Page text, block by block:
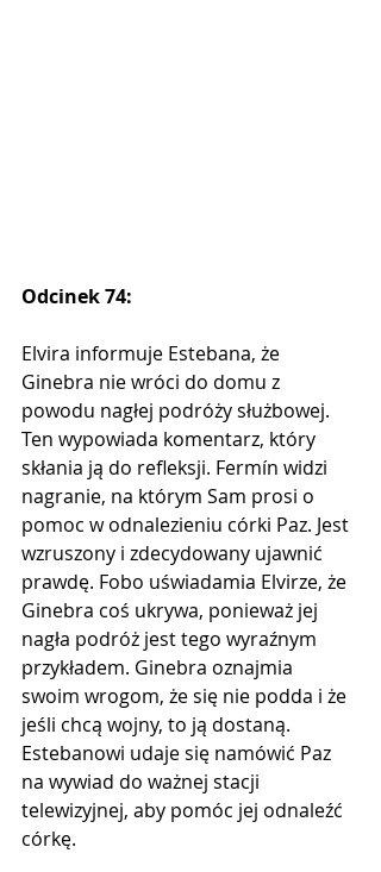
Odcinek 74:
Elvira informuje Estebana, że ​​
Ginebra nie wróci do domu z
powodu nagłej podróży służbowej.
Ten wypowiada komentarz, który
skłania ją do refleksji. Fermín widzi
nagranie, na którym Sam prosi o
pomoc w odnalezieniu córki Paz. Jest
wzruszony i zdecydowany ujawnić
prawdę. Fobo uświadamia Elvirze, że
Ginebra coś ukrywa, ponieważ jej
nagła podróż jest tego wyraźnym
przykładem. Ginebra oznajmia
swoim wrogom, że się nie podda i że
jeśli chcą wojny, to ją dostaną.
Estebanowi udaje się namówić Paz
na wywiad do ważnej stacji
telewizyjnej, aby pomóc jej odnaleźć
córkę.